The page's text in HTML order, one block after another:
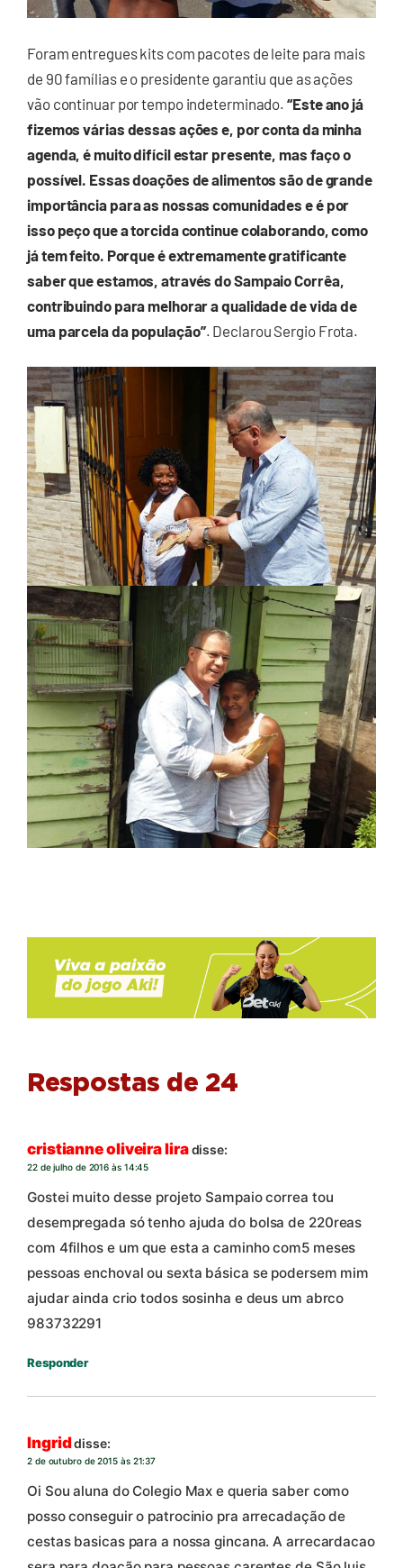
Foram entregues kits com pacotes de leite para mais
de 90 famílias e o presidente garantiu que as ações
vão continuar por tempo indeterminado.“Este ano já
fizemos várias dessas ações e, por conta da minha
agenda, é muito difícil estar presente, mas faço o
possível. Essas doações de alimentos são de grande
importância para as nossas comunidades e é por
isso peço que a torcida continue colaborando, como
já tem feito. Porque é extremamente gratificante
saber que estamos, através do Sampaio Corrêa,
contribuindo para melhorar a qualidade de vida de
uma parcela da população”. Declarou Sergio Frota.
Respostas de 24
cristianne oliveira liradisse:
22 de julho de 2016 às 14:45
Gostei muito desse projeto Sampaio correa tou
desempregada só tenho ajuda do bolsa de 220reas
com 4filhos e um que esta a caminho com5 meses
pessoas enchoval ou sexta básica se podersem mim
ajudar ainda crio todos sosinha e deus um abrco
983732291
Responder
Ingriddisse:
2 de outubro de 2015 às 21:37
Oi Sou aluna do Colegio Max e queria saber como
posso conseguir o patrocinio pra arrecadação de
cestas basicas para a nossa gincana. A arrecardacao